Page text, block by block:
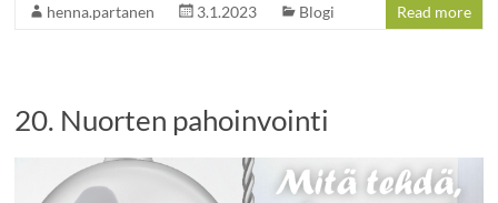
henna.partanen 3.1.2023 Blogi Read more
20. Nuorten pahoinvointi